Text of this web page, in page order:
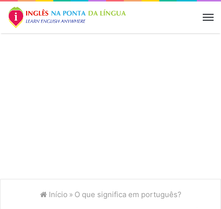
Início » O que significa em português?